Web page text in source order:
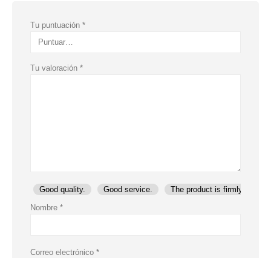
Tu puntuación *
Tu valoración *
Good quality. Good service.
The product is firmly
Nombre *
Correo electrónico *